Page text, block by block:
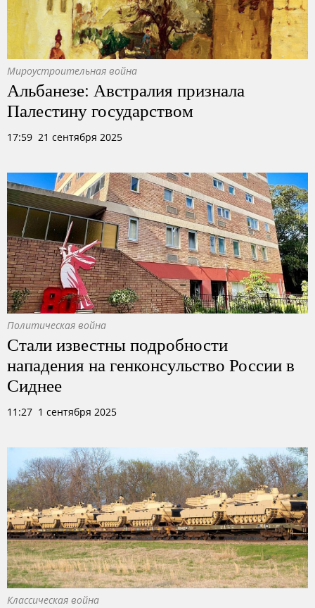
Мироустроительная война
Альбанезе: Австралия признала
Палестину государством
17:59 21 сентября 2025
Политическая война
Стали известны подробности
нападения на генконсульство России в
Сиднее
11:27 1 сентября 2025
Классическая война